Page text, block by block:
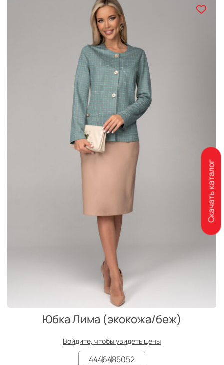
Юбка Лима (экокожа/беж)
Войдите, чтобы увидеть цены
4446485052
Скачать каталог